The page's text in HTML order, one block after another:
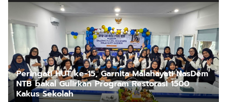
Peringati HUT ke-15, Garnita Malahayati NasDem
NTB bakal Gulirkan Program Restorasi 1500
Kakus Sekolah